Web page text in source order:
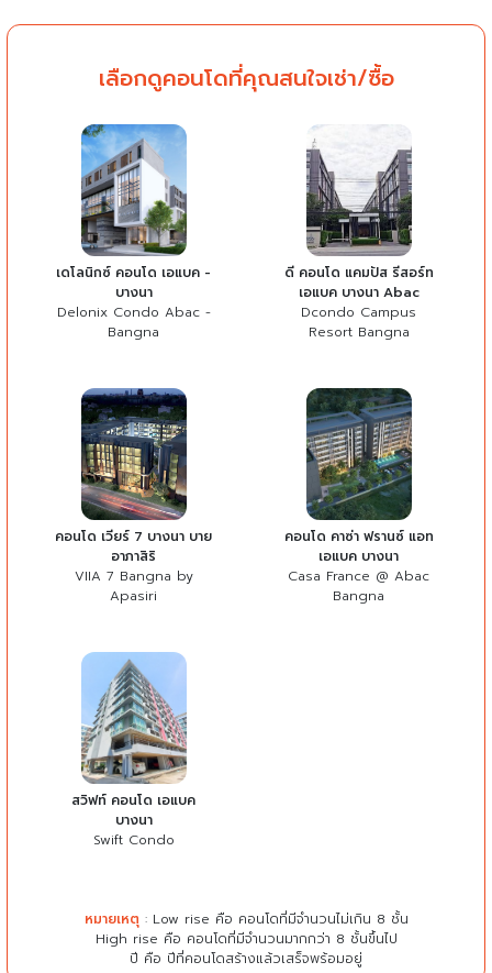
เลือกดูคอนโดที่คุณสนใจเช่า/ซื้อ
เดโลนิกซ์ คอนโด เอแบค -
บางนา
Delonix Condo Abac -
Bangna
ดี คอนโด แคมปัส รีสอร์ท
เอแบค บางนา Abac
Dcondo Campus
Resort Bangna
คอนโด เวียร์ 7 บางนา บาย
อาภาสิริ
VIIA 7 Bangna by
Apasiri
คอนโด คาซ่า ฟรานซ์ แอท
เอแบค บางนา
Casa France @ Abac
Bangna
สวิฟท์ คอนโด เอแบค
บางนา
Swift Condo
หมายเหตุ : Low rise คือ คอนโดที่มีจำนวนไม่เกิน 8 ชั้น
High rise คือ คอนโดที่มีจำนวนมากกว่า 8 ชั้นขึ้นไป
ปี คือ ปีที่คอนโดสร้างแล้วเสร็จพร้อมอยู่